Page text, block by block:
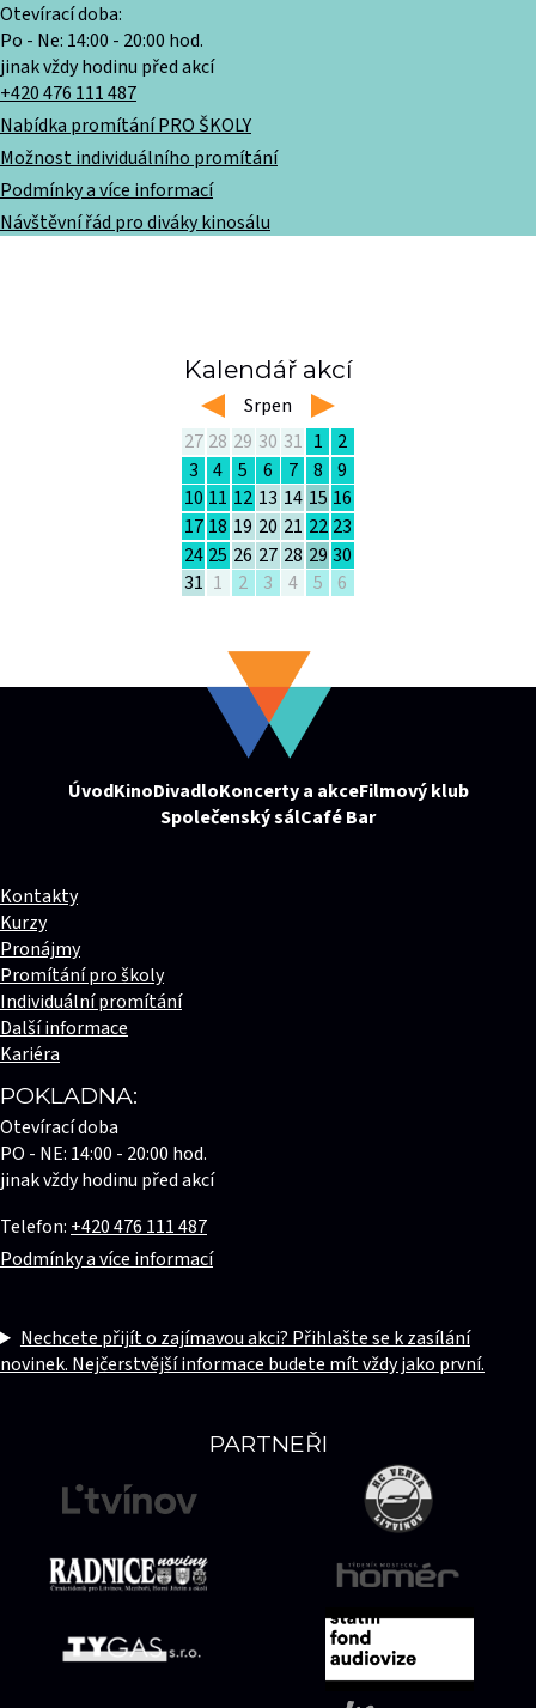
Otevírací doba:
Po - Ne: 14:00 - 20:00 hod.
jinak vždy hodinu před akcí
+420 476 111 487
Nabídka promítání PRO ŠKOLY
Možnost individuálního promítání
Podmínky a více informací
Návštěvní řád pro diváky kinosálu
Kalendář akcí
left Srpen right
27 28 29 30 31 1
2
3
4 5 6 7 8
9
10 11 12 13 14 15 16
17 18 19 20 21 22 23
24 25 26 27 28 29 30
31 1 2 3 4 5 6
ÚvodKinoDivadloKoncerty a akceFilmový klub
Společenský sálCafé Bar
PARTNEŘI
Kontakty
Kurzy
Pronájmy
Promítání pro školy
Individuální promítání
Další informace
Kariéra
POKLADNA:
Otevírací doba
PO - NE: 14:00 - 20:00 hod.
jinak vždy hodinu před akcí
Telefon: +420 476 111 487
Podmínky a více informací
Nechcete přijít o zajímavou akci? Přihlašte se k zasílání
novinek. Nejčerstvější informace budete mít vždy jako první.